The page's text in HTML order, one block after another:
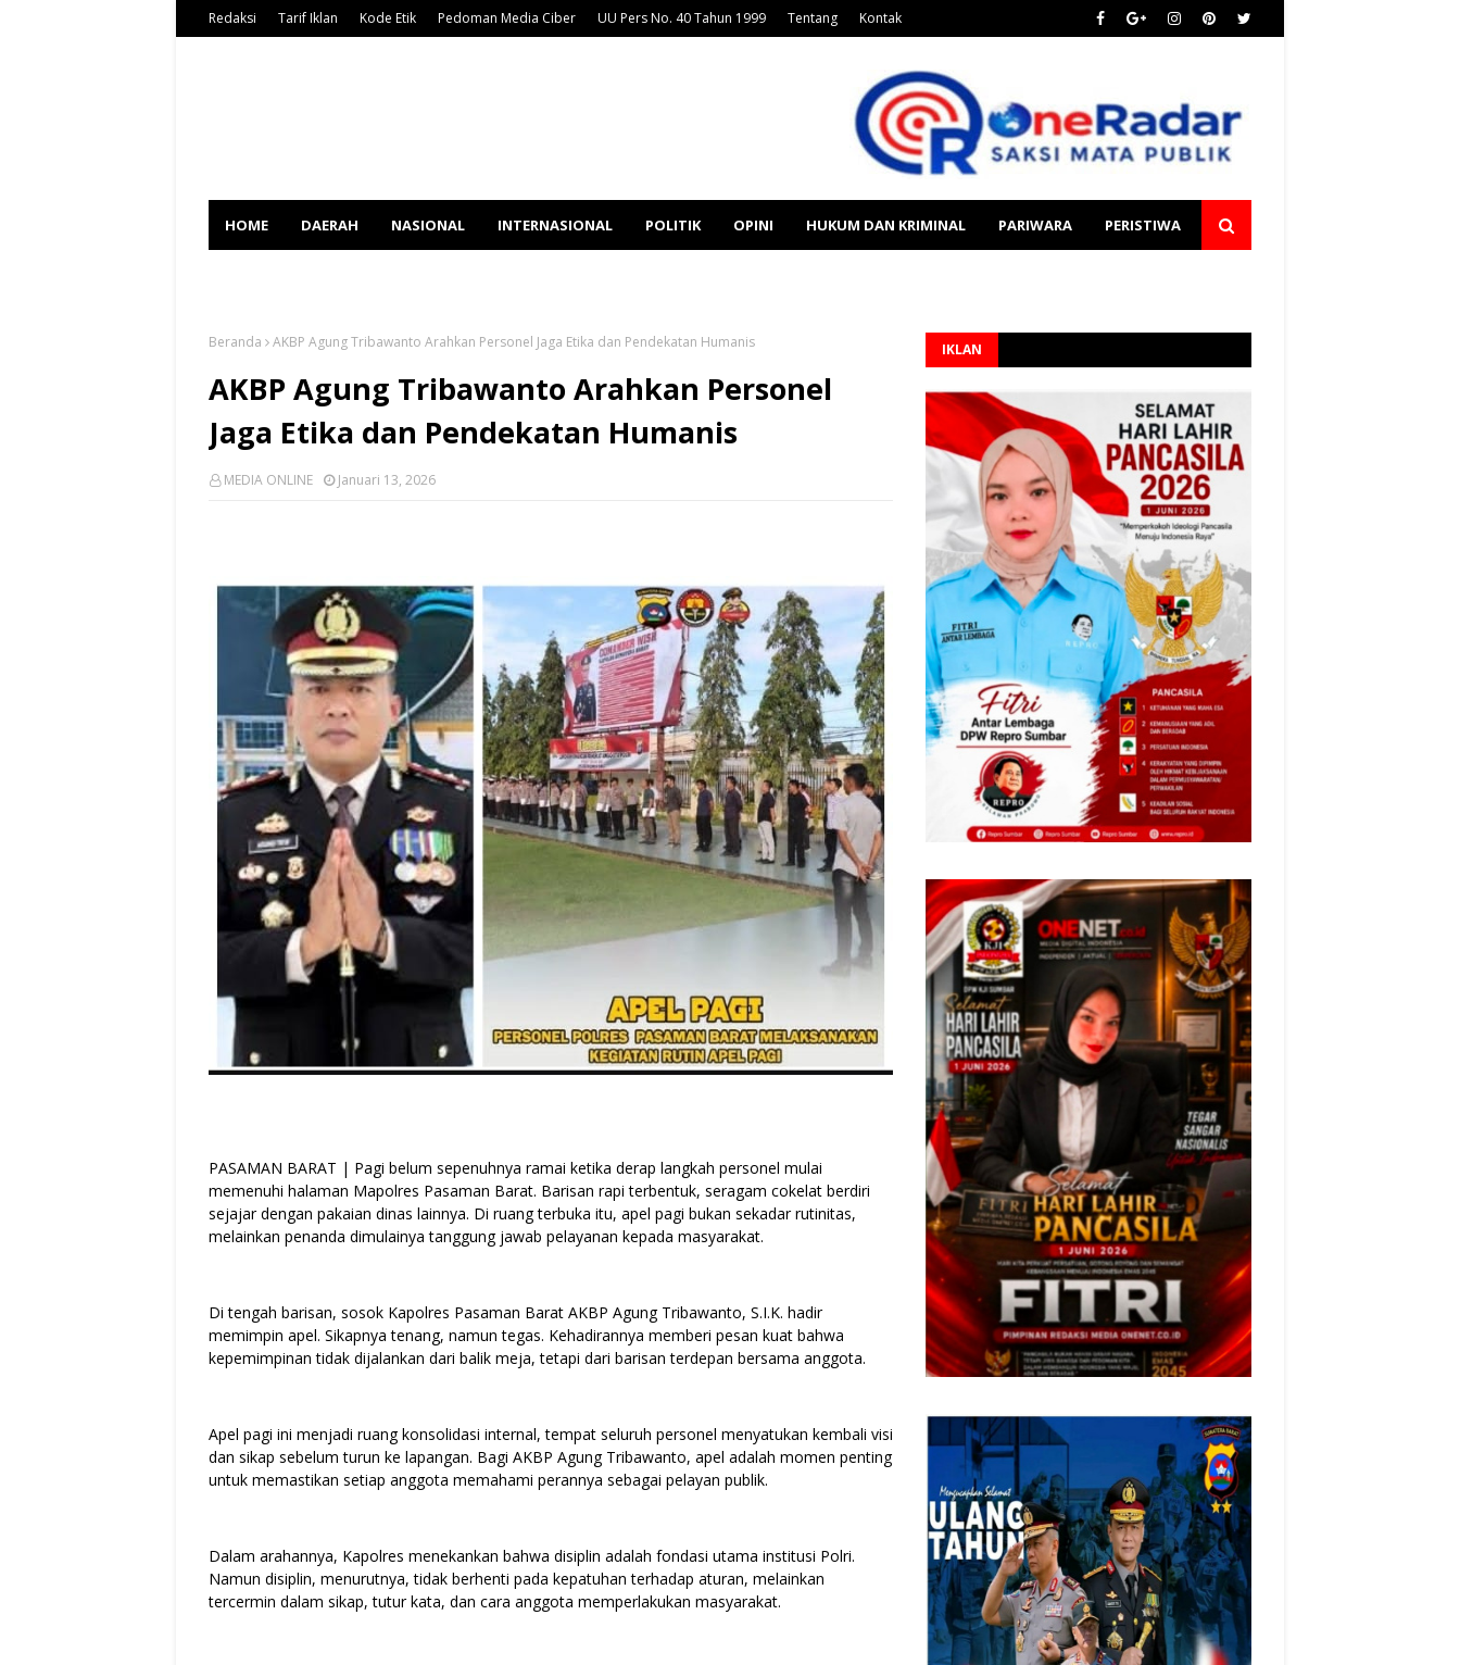
Redaksi Tarif Iklan Kode Etik Pedoman Media Ciber UU Pers No. 40 Tahun 1999 Tentang Kontak
HOME DAERAH NASIONAL INTERNASIONAL POLITIK OPINI HUKUM DAN KRIMINAL PARIWARA PERISTIWA
Beranda AKBP Agung Tribawanto Arahkan Personel Jaga Etika dan Pendekatan Humanis
AKBP Agung Tribawanto Arahkan Personel
Jaga Etika dan Pendekatan Humanis
MEDIA ONLINE Januari 13, 2026
PASAMAN BARAT | Pagi belum sepenuhnya ramai ketika derap langkah personel mulai
memenuhi halaman Mapolres Pasaman Barat. Barisan rapi terbentuk, seragam cokelat berdiri
sejajar dengan pakaian dinas lainnya. Di ruang terbuka itu, apel pagi bukan sekadar rutinitas,
melainkan penanda dimulainya tanggung jawab pelayanan kepada masyarakat.
Di tengah barisan, sosok Kapolres Pasaman Barat AKBP Agung Tribawanto, S.I.K. hadir
memimpin apel. Sikapnya tenang, namun tegas. Kehadirannya memberi pesan kuat bahwa
kepemimpinan tidak dijalankan dari balik meja, tetapi dari barisan terdepan bersama anggota.
Apel pagi ini menjadi ruang konsolidasi internal, tempat seluruh personel menyatukan kembali visi
dan sikap sebelum turun ke lapangan. Bagi AKBP Agung Tribawanto, apel adalah momen penting
untuk memastikan setiap anggota memahami perannya sebagai pelayan publik.
Dalam arahannya, Kapolres menekankan bahwa disiplin adalah fondasi utama institusi Polri.
Namun disiplin, menurutnya, tidak berhenti pada kepatuhan terhadap aturan, melainkan
tercermin dalam sikap, tutur kata, dan cara anggota memperlakukan masyarakat.
IKLAN